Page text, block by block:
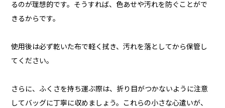
るのが理想的です。そうすれば、色あせや汚れを防ぐことがで
きるからです。
使用後は必ず乾いた布で軽く拭き、汚れを落としてから保管し
てください。
さらに、ふくさを持ち運ぶ際は、折り目がつかないように注意
してバッグに丁寧に収めましょう。これらの小さな心遣いが、